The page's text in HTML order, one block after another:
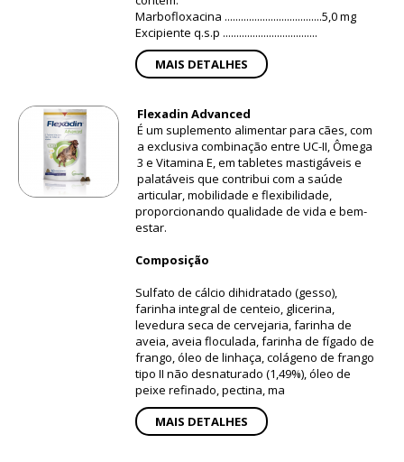
Marbofloxacina ....................................5,0 mg
Excipiente q.s.p ...................................
MAIS DETALHES
Flexadin Advanced
É um suplemento alimentar para cães, com
a exclusiva combinação entre UC-II, Ômega
3 e Vitamina E, em tabletes mastigáveis e
palatáveis que contribui com a saúde
articular, mobilidade e flexibilidade,
proporcionando qualidade de vida e bem-
estar.
Composição
Sulfato de cálcio dihidratado (gesso),
farinha integral de centeio, glicerina,
levedura seca de cervejaria, farinha de
aveia, aveia floculada, farinha de fígado de
frango, óleo de linhaça, colágeno de frango
tipo II não desnaturado (1,49%), óleo de
peixe refinado, pectina, ma
MAIS DETALHES